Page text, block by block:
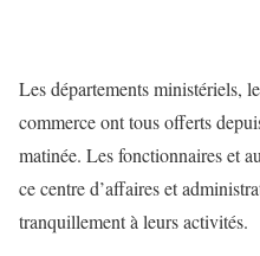
Les départements ministériels,
commerce ont tous offerts
matinée. Les fonctionnaires et
ce centre d’affaires et
tranquillement à leurs activités.